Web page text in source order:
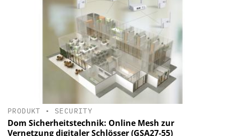
PRODUKT • SECURITY
Dom Sicherheitstechnik: Online Mesh zur
Vernetzung digitaler Schlösser (GSA27-55)